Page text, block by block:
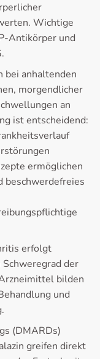
Wichtige
Antikörper und
bei anhaltenden
morgendlicher
an
ist entscheidend:
ermöglichen
beschwerdefreies
erfolgt
der
bilden
und
(DMARDs)
greifen direkt